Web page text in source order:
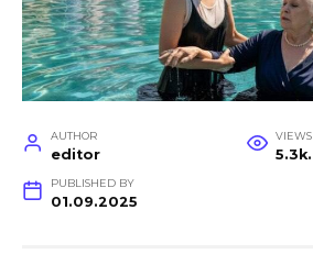
AUTHOR
editor
VIEWS
5.3k.
PUBLISHED BY
01.09.2025